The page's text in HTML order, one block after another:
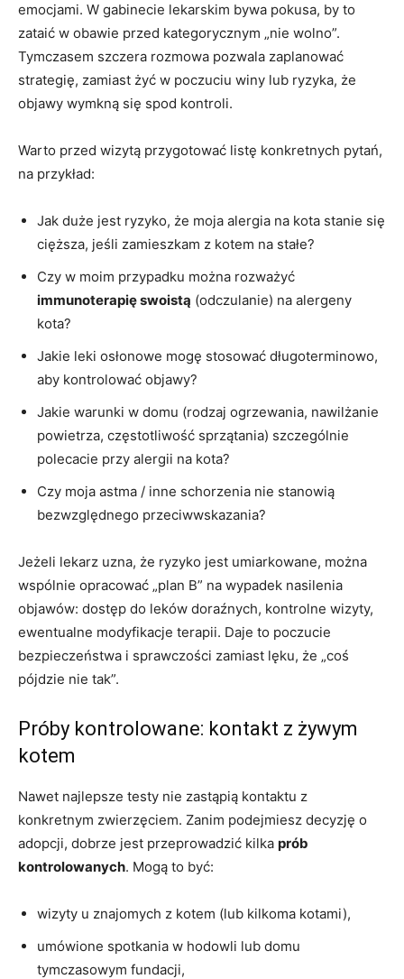
emocjami. W gabinecie lekarskim bywa pokusa, by to
zataić w obawie przed kategorycznym „nie wolno”.
Tymczasem szczera rozmowa pozwala zaplanować
strategię, zamiast żyć w poczuciu winy lub ryzyka, że
objawy wymkną się spod kontroli.
Warto przed wizytą przygotować listę konkretnych pytań,
na przykład:
Jak duże jest ryzyko, że moja alergia na kota stanie się
cięższa, jeśli zamieszkam z kotem na stałe?
Czy w moim przypadku można rozważyć
immunoterapię swoistą (odczulanie) na alergeny
kota?
Jakie leki osłonowe mogę stosować długoterminowo,
aby kontrolować objawy?
Jakie warunki w domu (rodzaj ogrzewania, nawilżanie
powietrza, częstotliwość sprzątania) szczególnie
polecacie przy alergii na kota?
Czy moja astma / inne schorzenia nie stanowią
bezwzględnego przeciwwskazania?
Jeżeli lekarz uzna, że ryzyko jest umiarkowane, można
wspólnie opracować „plan B” na wypadek nasilenia
objawów: dostęp do leków doraźnych, kontrolne wizyty,
ewentualne modyfikacje terapii. Daje to poczucie
bezpieczeństwa i sprawczości zamiast lęku, że „coś
pójdzie nie tak”.
Próby kontrolowane: kontakt z żywym
kotem
Nawet najlepsze testy nie zastąpią kontaktu z
konkretnym zwierzęciem. Zanim podejmiesz decyzję o
adopcji, dobrze jest przeprowadzić kilka prób
kontrolowanych. Mogą to być:
wizyty u znajomych z kotem (lub kilkoma kotami),
umówione spotkania w hodowli lub domu
tymczasowym fundacji,